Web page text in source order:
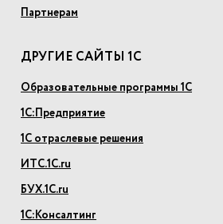
Партнерам
ДРУГИЕ САЙТЫ 1С
Образовательные программы 1С
1С:Предприятие
1С отраслевые решения
ИТС.1С.ru
БУХ.1С.ru
1С:Консалтинг